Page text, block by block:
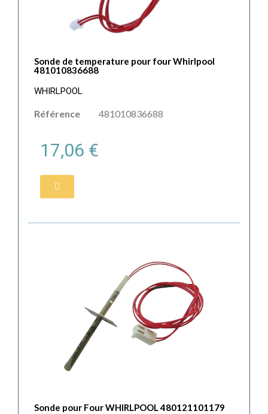
Sonde de temperature pour four Whirlpool
481010836688
WHIRLPOOL
Référence 481010836688
17,06 €
Sonde pour Four WHIRLPOOL 480121101179